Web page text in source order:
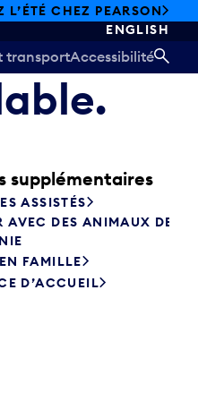
L’ÉTÉ CHEZ PEARSON
ENGLISH
transportAccessibilité
supplémentaires
ASSISTÉS
AVEC DES ANIMAUX DE
FAMILLE
D’ACCUEIL